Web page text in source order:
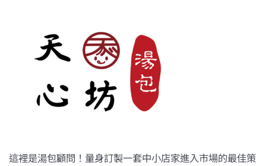
這裡是湯包顧問！量身訂製一套中小店家進入市場的最佳策